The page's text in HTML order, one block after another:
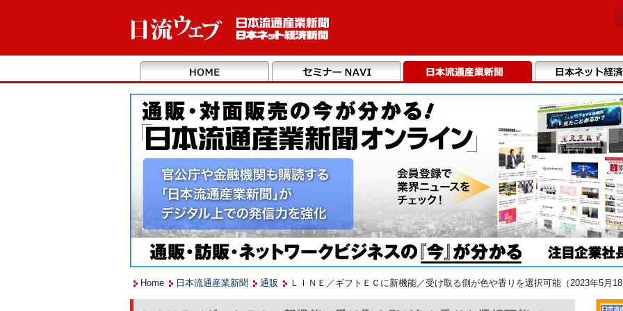
Home 日本流通産業新聞 通販 ＬＩＮＥ／ギフトＥＣに新機能／受け取る側が色や香りを選択可能（2023年5月